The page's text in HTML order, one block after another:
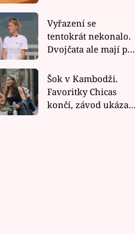
rychlé recepty
Vyřazení se
tentokrát nekonalo.
Dvojčata ale mají po
závodu nůž na krku
Šok v Kambodži.
Favoritky Chicas
končí, závod ukázal